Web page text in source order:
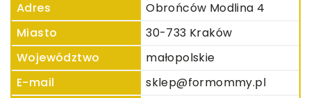
Adres
Obrońców Modlina 4
Miasto
30-733 Kraków
Województwo
małopolskie
E-mail
sklep@formommy.pl